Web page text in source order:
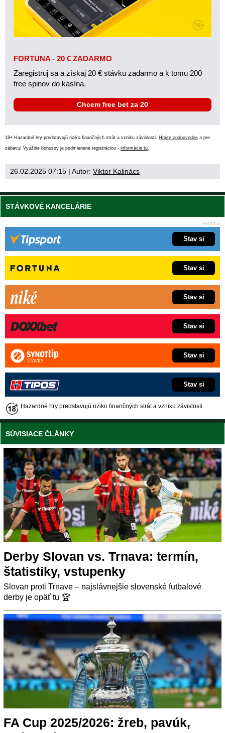
FORTUNA - 20 € ZADARMO
Zaregistruj sa a získaj 20 € stávku zadarmo a k tomu 200
free spinov do kasína.
Chcem free bet za 20
18+ Hazardné hry predstavujú riziko finančných strát a vzniku závislosti. Hrajte zodpovedne a pre
zábavu! Využitie bonusov je podmienené registráciou - informácie tu.
26.02.2025 07:15 | Autor: Viktor Kalinács
STÁVKOVÉ KANCELÁRIE
Stav si
Stav si
Stav si
Stav si
Stav si
Stav si
Hazardné hry predstavujú riziko finančných strát a vzniku závislosti.
SÚVISIACE ČLÁNKY
Derby Slovan vs. Trnava: termín,
štatistiky, vstupenky
Slovan proti Trnave – najslávnejšie slovenské futbalové
derby je opäť tu 🏆
FA Cup 2025/2026: žreb, pavúk,